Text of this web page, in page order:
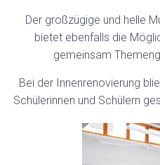
Der großzügige und helle
bietet ebenfalls die
gemeinsam
Bei der Innenrenovierung
Schülerinnen und Schülern